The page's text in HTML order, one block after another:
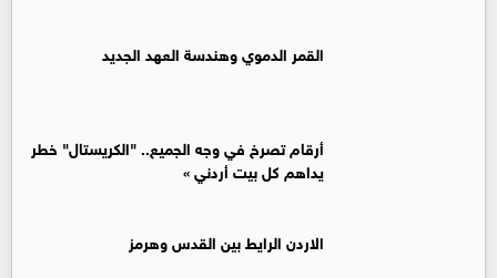
القمر الدموي وهندسة العهد الجديد
أرقام تصرخ في وجه الجميع.. "الكريستال" خطر
يداهم كل بيت أردني »
الاردن الرايط بين القدس وهرمز